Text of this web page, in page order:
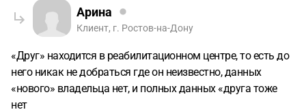
Арина
Клиент, г. Ростов-на-Дону
«Друг» находится в реабилитационном центре, то есть до
него никак не добраться где он неизвестно, данных
«нового» владельца нет, и полных данных «друга тоже
нет